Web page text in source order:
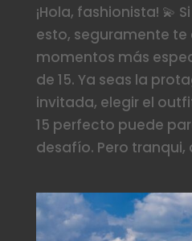
¡Hola, fashionista! 💫
esto, seguramente te
momentos más
de 15. Ya seas la
invitada, elegir el
15 perfecto puede
desafío. Pero tranqui,